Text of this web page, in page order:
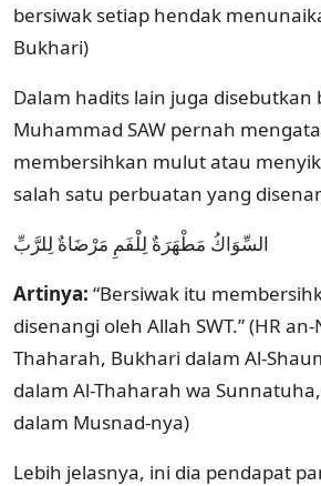
bersiwak setiap hendak
Bukhari)
Dalam hadits lain juga disebutkan
Muhammad SAW pernah
membersihkan mulut atau
salah satu perbuatan yang
السِّوَاكُ مَطْهَرَةٌ لِلْفَمِ مَرْضَاةٌ لِلرَّبِّ
Artinya: “Bersiwak itu
disenangi oleh Allah SWT.” (HR an-
Thaharah, Bukhari dalam Al-
dalam Al-Thaharah wa
dalam Musnad-nya)
Lebih jelasnya, ini dia pendapat